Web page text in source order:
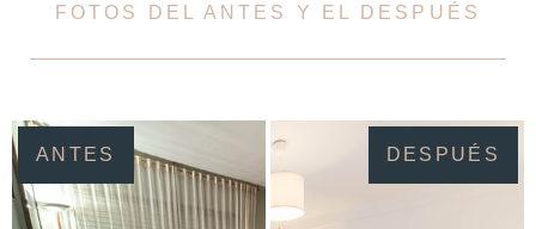
FOTOS DEL ANTES Y EL DESPUÉS
ANTES DESPUÉS